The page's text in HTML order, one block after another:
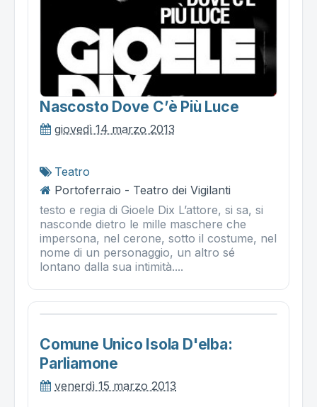
Nascosto Dove C’è Più Luce
giovedì 14 marzo 2013
Teatro
Portoferraio - Teatro dei Vigilanti
testo e regia di Gioele Dix L’attore, si sa, si
nasconde dietro le mille maschere che
impersona, nel cerone, sotto il costume, nel
nome di un personaggio, un altro sé
lontano dalla sua intimità....
Comune Unico Isola D'elba:
Parliamone
venerdì 15 marzo 2013